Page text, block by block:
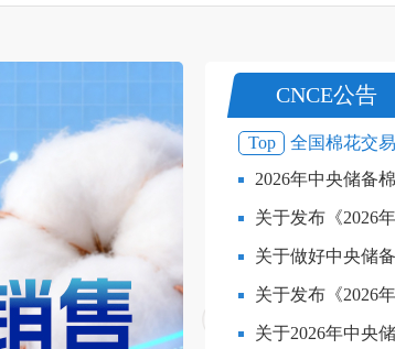
CNCE公告
Top
全国棉花交
2026年中央储备
关于发布《2026
（2026
关于做好中央储
（2026年[
关于发布《2026
关于2026年中央